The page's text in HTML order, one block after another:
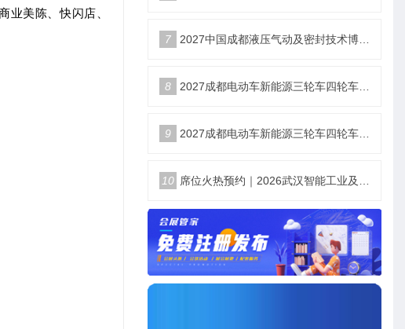
业美陈、快闪店、
7 2027中国成都液压气动及密封技术博览会6月18举办
8 2027成都电动车新能源三轮车四轮车及零部件展6月18举办
9 2027成都电动车新能源三轮车四轮车及零部件展6月18举办
10 席位火热预约｜2026武汉智能工业及自动化展9月22日盛大开幕